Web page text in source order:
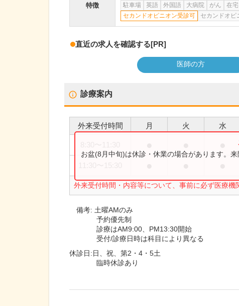
特徴
駐車場
英語 外国語 大病院 がん 在宅
セカンドオピニオン受診可
セカンドオピ
直近の求人を確認する[PR]
医師の方
診療案内
外来受付時間 月 火 水
外来受付時間・内容等について、事前に必ず医療機
お盆(8月中旬)は休診・休業の場合があります。
備考: 土曜AMのみ
予約優先制
診療はAM9:00、PM13:30開始
受付/診療日時は科目により異なる
休診日:日、祝、第2・4・5土
臨時休診あり